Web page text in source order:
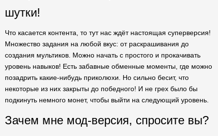
шутки!
Что касается контента, то тут нас ждёт настоящая суперверсия!
Множество задания на любой вкус: от раскрашивания до
создания мультиков. Можно начать с простого и прокачивать
уровень навыков! Есть забавные обменные моменты, где можно
позадрить какие-нибудь приколюхи. Но сильно бесит, что
некоторые из них закрыты до победного! И не грех было бы
подкинуть немного монет, чтобы выйти на следующий уровень.
Зачем мне мод-версия, спросите вы?